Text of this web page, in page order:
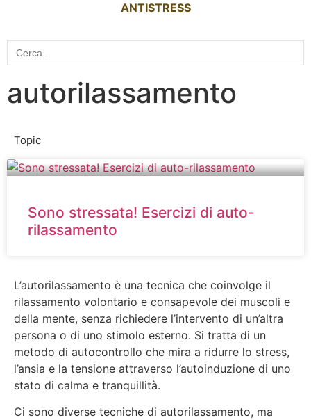
ANTISTRESS
Search
for:
autorilassamento
Topic
Sono stressata! Esercizi di auto-
rilassamento
L’autorilassamento è una tecnica che coinvolge il
rilassamento volontario e consapevole dei muscoli e
della mente, senza richiedere l’intervento di un’altra
persona o di uno stimolo esterno. Si tratta di un
metodo di autocontrollo che mira a ridurre lo stress,
l’ansia e la tensione attraverso l’autoinduzione di uno
stato di calma e tranquillità.
Ci sono diverse tecniche di autorilassamento, ma